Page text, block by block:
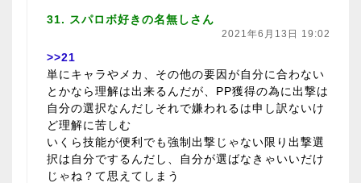
31. スパロボ好きの名無しさん
2021年6月13日 19:02
>>21
単にキャラやメカ、その他の要因が自分に合わない
とかなら理解は出来るんだが、PP獲得の為に出撃は
自分の選択なんだしそれで嫌われるは申し訳ないけ
ど理解に苦しむ
いくら技能が便利でも強制出撃じゃない限り出撃選
択は自分でするんだし、自分が選ばなきゃいいだけ
じゃね？て思えてしまう